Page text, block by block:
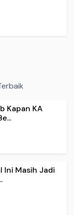
Kapan KA
Ini Masih Jadi